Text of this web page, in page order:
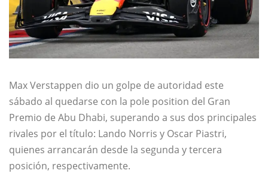
Max Verstappen dio un golpe de autoridad este
sábado al quedarse con la pole position del Gran
Premio de Abu Dhabi, superando a sus dos principales
rivales por el título: Lando Norris y Oscar Piastri,
quienes arrancarán desde la segunda y tercera
posición, respectivamente.